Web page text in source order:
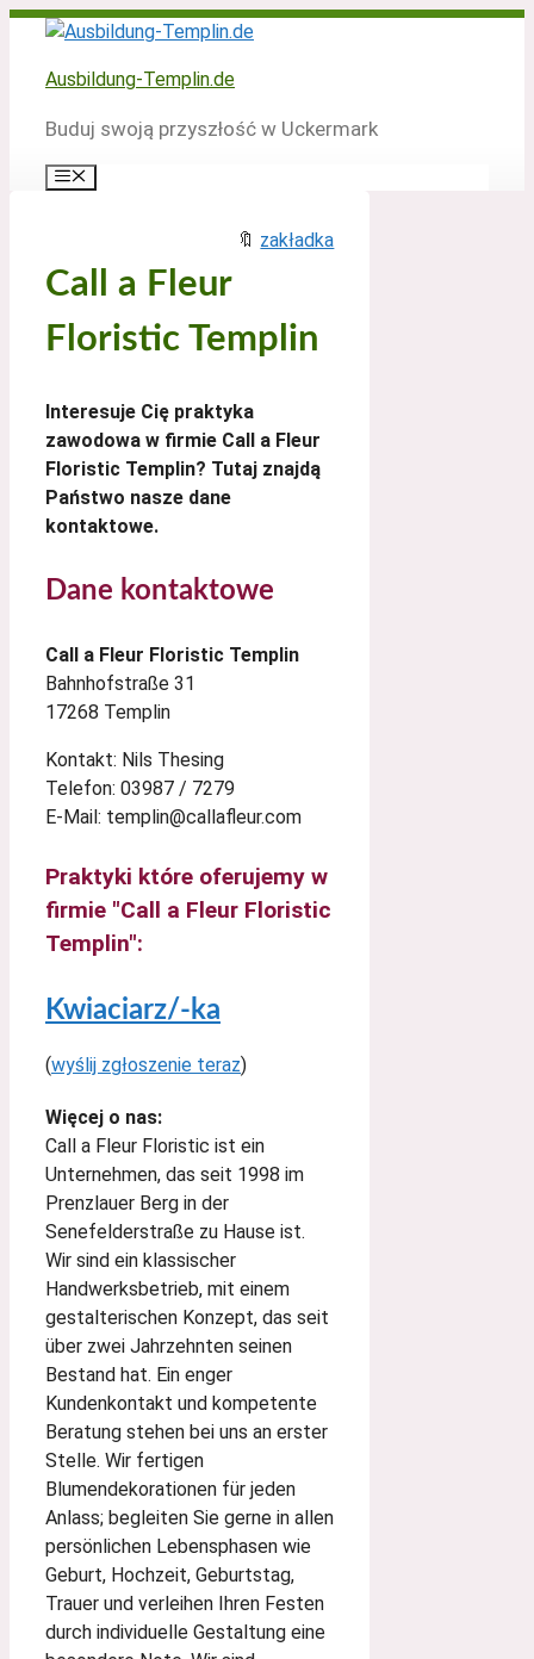
Zum
springen
Ausbildung-Templin.de
Buduj swoją przyszłość w Uckermark
Menü
🔖 zakładka
Call a Fleur
Floristic Templin
Interesuje Cię praktyka
zawodowa w firmie Call a Fleur
Floristic Templin? Tutaj znajdą
Państwo nasze dane
kontaktowe.
Dane kontaktowe
Call a Fleur Floristic Templin
Bahnhofstraße 31
17268 Templin
Kontakt: Nils Thesing
Telefon: 03987 / 7279
E-Mail: templin@callafleur.com
Praktyki które oferujemy w
firmie "Call a Fleur Floristic
Templin":
Kwiaciarz/-ka
(wyślij zgłoszenie teraz)
Więcej o nas:
Call a Fleur Floristic ist ein
Unternehmen, das seit 1998 im
Prenzlauer Berg in der
Senefelderstraße zu Hause ist.
Wir sind ein klassischer
Handwerksbetrieb, mit einem
gestalterischen Konzept, das seit
über zwei Jahrzehnten seinen
Bestand hat. Ein enger
Kundenkontakt und kompetente
Beratung stehen bei uns an erster
Stelle. Wir fertigen
Blumendekorationen für jeden
Anlass; begleiten Sie gerne in allen
persönlichen Lebensphasen wie
Geburt, Hochzeit, Geburtstag,
Trauer und verleihen Ihren Festen
durch individuelle Gestaltung eine